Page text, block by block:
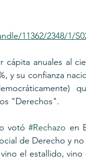
11362/2348/1/
cápita anuales al
y su confianza
"Derechos".
votó #Rechazo en
de Derecho y
el estallido,